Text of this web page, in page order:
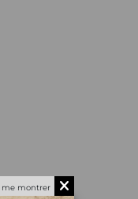
me montrer